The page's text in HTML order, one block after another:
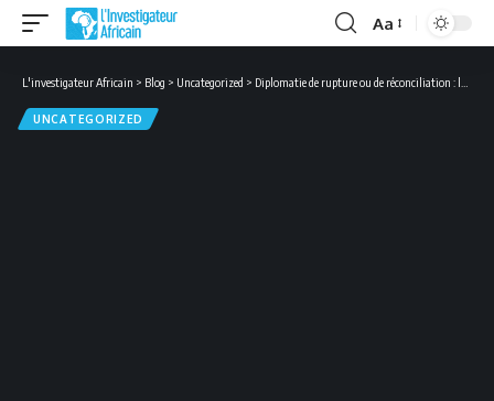
Font
Aa
L'investigateur Africain > Blog > Uncategorized > Diplomatie de rupture ou de réconciliation : les enjeux de la première tournée ouest-africaine du président Romuald Wadagni
UNCATEGORIZED